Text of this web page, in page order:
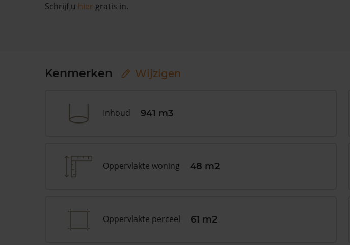
Schrijf u hier gratis in.
Kenmerken Wijzigen
Inhoud 941 m3
Oppervlakte woning 48 m2
Oppervlakte perceel 61 m2